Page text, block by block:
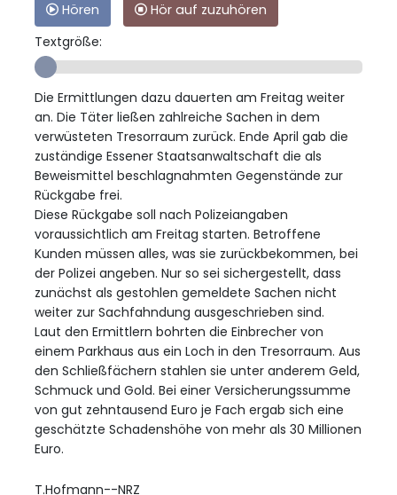
Hören
Hör auf zuzuhören
Textgröße:
Die Ermittlungen dazu dauerten am Freitag weiter
an. Die Täter ließen zahlreiche Sachen in dem
verwüsteten Tresorraum zurück. Ende April gab die
zuständige Essener Staatsanwaltschaft die als
Beweismittel beschlagnahmten Gegenstände zur
Rückgabe frei.
Diese Rückgabe soll nach Polizeiangaben
voraussichtlich am Freitag starten. Betroffene
Kunden müssen alles, was sie zurückbekommen, bei
der Polizei angeben. Nur so sei sichergestellt, dass
zunächst als gestohlen gemeldete Sachen nicht
weiter zur Sachfahndung ausgeschrieben sind.
Laut den Ermittlern bohrten die Einbrecher von
einem Parkhaus aus ein Loch in den Tresorraum. Aus
den Schließfächern stahlen sie unter anderem Geld,
Schmuck und Gold. Bei einer Versicherungssumme
von gut zehntausend Euro je Fach ergab sich eine
geschätzte Schadenshöhe von mehr als 30 Millionen
Euro.
T.Hofmann--NRZ